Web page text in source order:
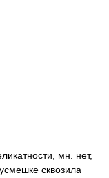
мн. нет,
сквозила